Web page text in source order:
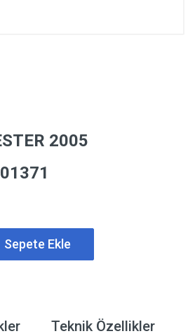
2005
Sepete Ekle
Teknik Özellikler